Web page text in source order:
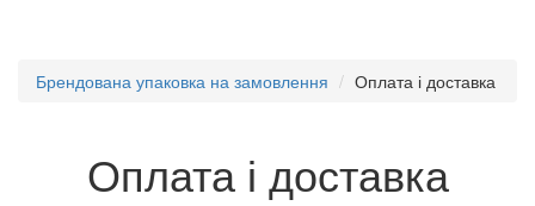
Брендована упаковка на замовлення
Оплата і доставка
Оплата і доставка